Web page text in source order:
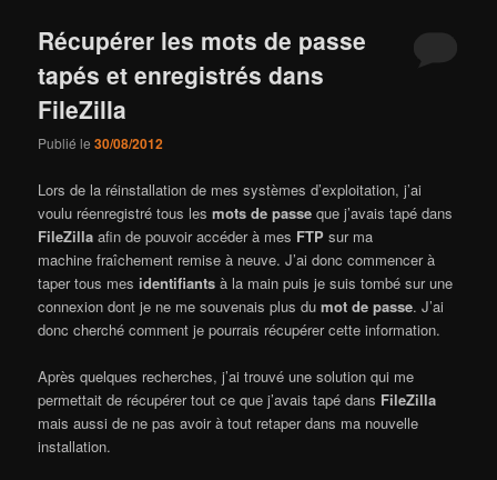
Récupérer les mots de passe
tapés et enregistrés dans
FileZilla
Publié le30/08/2012
Lors de la réinstallation de mes systèmes d’exploitation, j’ai
voulu réenregistré tous lesmots de passe que j’avais tapé dans
FileZilla afin de pouvoir accéder à mes FTP sur ma
machine fraîchement remise à neuve. J’ai donc commencer à
taper tous mes identifiants à la main puis je suis tombé sur une
connexion dont je ne me souvenais plus dumot de passe. J’ai
donc cherché comment je pourrais récupérer cette information.
Après quelques recherches, j’ai trouvé une solution qui me
permettait de récupérer tout ce que j’avais tapé dans FileZilla
mais aussi de ne pas avoir à tout retaper dans ma nouvelle
installation.